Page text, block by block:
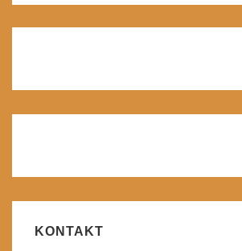
KONTAKT